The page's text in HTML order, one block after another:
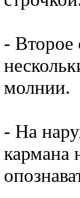
- Второе
молнии.
- На
кармана